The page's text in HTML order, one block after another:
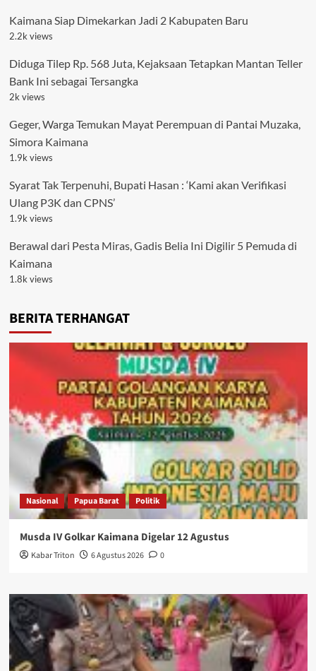
Kaimana Siap Dimekarkan Jadi 2 Kabupaten Baru
2.2k views
Diduga Tilep Rp. 568 Juta, Kejaksaan Tetapkan Mantan Teller
Bank Ini sebagai Tersangka
2k views
Geger, Warga Temukan Mayat Perempuan di Pantai Muzaka,
Simora Kaimana
1.9k views
Syarat Tak Terpenuhi, Bupati Hasan : ‘Kami akan Verifikasi
Ulang P3K dan CPNS’
1.9k views
Berawal dari Pesta Miras, Gadis Belia Ini Digilir 5 Pemuda di
Kaimana
1.8k views
BERITA TERHANGAT
Nasional Papua Barat Politik
Musda IV Golkar Kaimana Digelar 12 Agustus
Kabar Triton 6 Agustus 2026 0